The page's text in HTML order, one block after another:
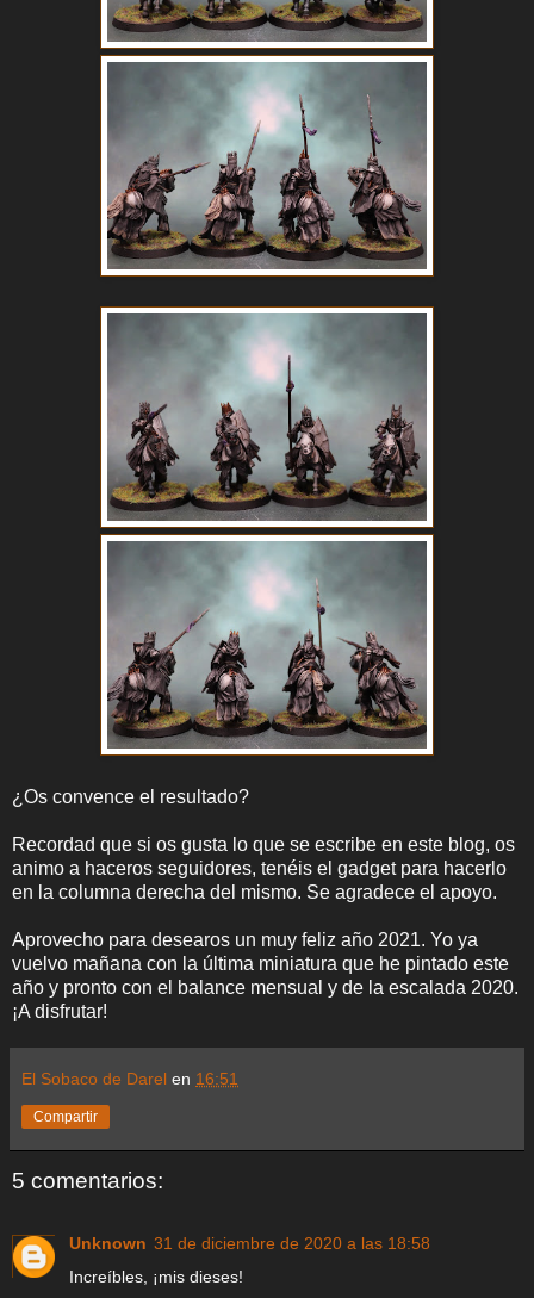
¿Os convence el resultado?
Recordad que si os gusta lo que se escribe en este blog, os
animo a haceros seguidores, tenéis el gadget para hacerlo
en la columna derecha del mismo. Se agradece el apoyo.
Aprovecho para desearos un muy feliz año 2021. Yo ya
vuelvo mañana con la última miniatura que he pintado este
año y pronto con el balance mensual y de la escalada 2020.
¡A disfrutar!
El Sobaco de Darel en 16:51
Compartir
5 comentarios:
Unknown 31 de diciembre de 2020 a las 18:58
Increíbles, ¡mis dieses!